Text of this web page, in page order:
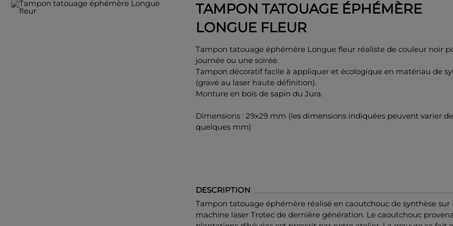
TAMPON TATOUAGE ÉPHÉMÈRE
LONGUE FLEUR
Tampon tatouage éphémère Longue fleur réaliste de couleur noir
journée ou une soirée.
Tampon décoratif facile à appliquer et écologique en matériau de
(gravé au laser haute définition).
Monture en bois de sapin du Jura.
Dimensions : 29x29 mm (les dimensions indiquées peuvent varier de
quelques mm)
DESCRIPTION
Tampon tatouage éphémère réalisé en caoutchouc de synthèse sur
machine laser Trotec de dernière génération. Le caoutchouc